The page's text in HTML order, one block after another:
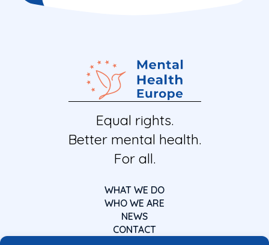
Equal rights.
Better mental health.
For all.
WHAT WE DO
WHO WE ARE
NEWS
CONTACT